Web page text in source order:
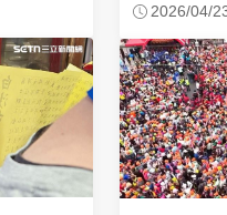
2026/04/